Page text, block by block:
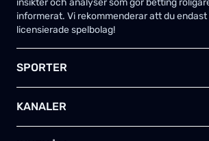
informerat. Vi rekommenderar att du
licensierade spelbolag!
SPORTER
Ishockey
Amerikansk fotboll
KANALER